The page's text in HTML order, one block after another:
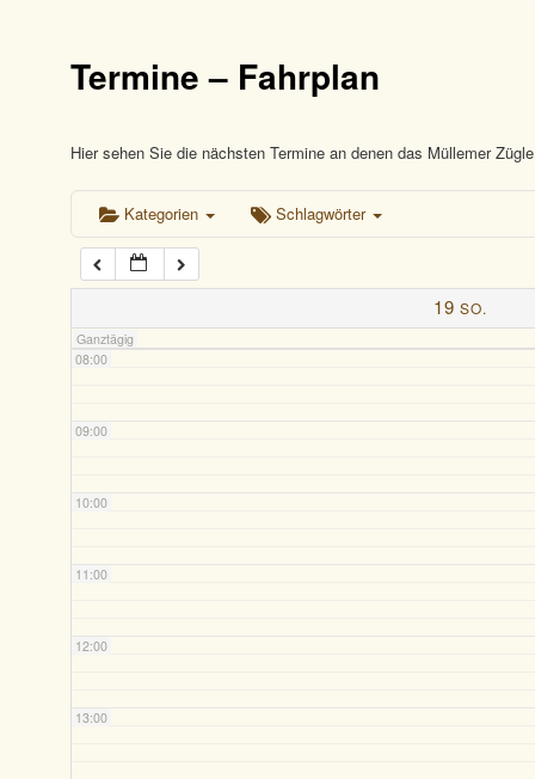
Termine – Fahrplan
Hier sehen Sie die nächsten Termine an denen das Müllemer
Kategorien Schlagwörter
19 SO.
Ganztägig
04:00
05:00
06:00
07:00
08:00
09:00
10:00
11:00
12:00
13:00